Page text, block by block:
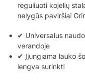
reguliuoti kojelių
nelygūs paviršiai
✔ Universalus
verandoje
✔ Įjungiama lauko
lengva surinkti